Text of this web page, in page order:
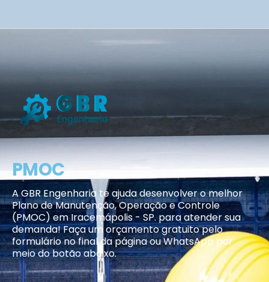
PMOC
A GBR Engenharia te ajuda desenvolver o melhor
Plano de Manutenção, Operação e Controle
(PMOC) em Iracemápolis - SP. para atender sua
demanda! Faça um orçamento gratuito pelo
formulário no final da página ou WhatsApp por
meio do botão abaixo.